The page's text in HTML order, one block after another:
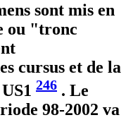
sont mis en
ou "tronc
cursus et de la
246 . Le
98-2002 va